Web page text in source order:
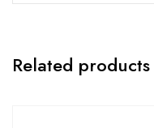
Related products